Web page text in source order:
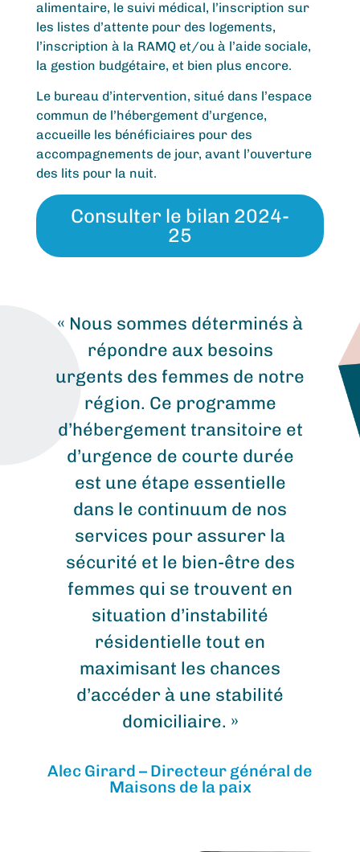
alimentaire, le suivi médical, l’inscription sur
les listes d’attente pour des logements,
l’inscription à la RAMQ et/ou à l’aide sociale,
la gestion budgétaire, et bien plus encore.
Le bureau d’intervention, situé dans l’espace
commun de l’hébergement d’urgence,
accueille les bénéficiaires pour des
accompagnements de jour, avant l’ouverture
des lits pour la nuit.
Consulter le bilan 2024-
25
« Nous sommes déterminés à
répondre aux besoins
urgents des femmes de notre
région. Ce programme
d’hébergement transitoire et
d’urgence de courte durée
est une étape essentielle
dans le continuum de nos
services pour assurer la
sécurité et le bien-être des
femmes qui se trouvent en
situation d’instabilité
résidentielle tout en
maximisant les chances
d’accéder à une stabilité
domiciliaire. »
Alec Girard – Directeur général de
Maisons de la paix